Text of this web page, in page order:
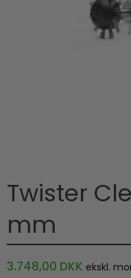
Twister
mm
3.748,00 DKK ekskl.